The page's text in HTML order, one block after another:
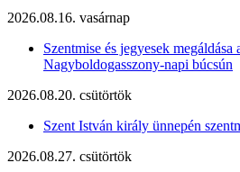
2026.08.16. vasárnap
Szentmise és jegyesek megáldása
Nagyboldogasszony-napi búcsún
2026.08.20. csütörtök
Szent István király ünnepén
2026.08.27. csütörtök